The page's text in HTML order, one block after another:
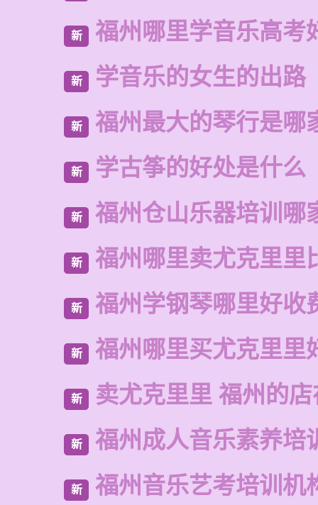
新 福州哪里学音乐高考
新 学音乐的女生的出路
新 福州最大的琴行是哪
新 学古筝的好处是什么
新 福州仓山乐器培训哪
新 福州哪里卖尤克里里
新 福州学钢琴哪里好收
新 福州哪里买尤克里里
新 卖尤克里里 福州的
新 福州成人音乐素养培
新 福州音乐艺考培训机